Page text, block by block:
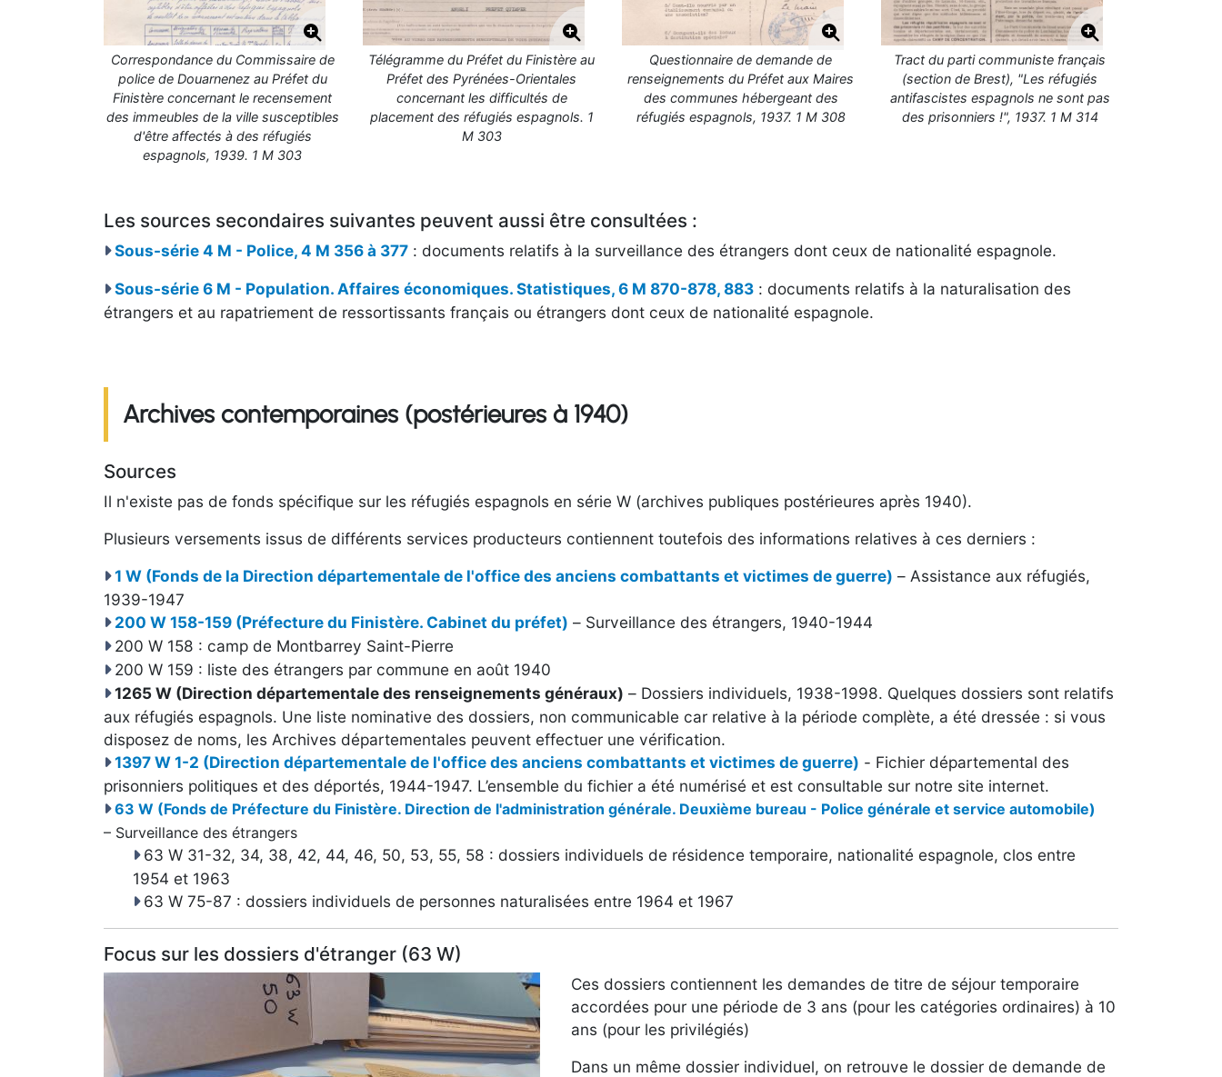
Correspondance du Commissaire de
police de Douarnenez au Préfet du
Finistère concernant le recensement
des immeubles de la ville susceptibles
d'être affectés à des réfugiés
espagnols, 1939. 1 M 303
Télégramme du Préfet du Finistère au
Préfet des Pyrénées-Orientales
concernant les difficultés de
placement des réfugiés espagnols. 1
M 303
Questionnaire de demande de
renseignements du Préfet aux Maires
des communes hébergeant des
réfugiés espagnols, 1937. 1 M 308
Tract du parti communiste français
(section de Brest), "Les réfugiés
antifascistes espagnols ne sont pas
des prisonniers !", 1937. 1 M 314
Les sources secondaires suivantes peuvent aussi être consultées :
Sous-série 4 M - Police, 4 M 356 à 377 : documents relatifs à la surveillance des étrangers dont ceux de nationalité espagnole.
Sous-série 6 M - Population. Affaires économiques. Statistiques, 6 M 870-878, 883 : documents relatifs à la naturalisation des
étrangers et au rapatriement de ressortissants français ou étrangers dont ceux de nationalité espagnole.
Archives contemporaines (postérieures à 1940)
Sources
Il n'existe pas de fonds spécifique sur les réfugiés espagnols en série W (archives publiques postérieures après 1940).
Plusieurs versements issus de différents services producteurs contiennent toutefois des informations relatives à ces derniers :
1 W (Fonds de la Direction départementale de l'office des anciens combattants et victimes de guerre) – Assistance aux réfugiés,
1939-1947
200 W 158-159 (Préfecture du Finistère. Cabinet du préfet) – Surveillance des étrangers, 1940-1944
200 W 158 : camp de Montbarrey Saint-Pierre
200 W 159 : liste des étrangers par commune en août 1940
1265 W (Direction départementale des renseignements généraux) – Dossiers individuels, 1938-1998. Quelques dossiers sont relatifs
aux réfugiés espagnols. Une liste nominative des dossiers, non communicable car relative à la période complète, a été dressée : si vous
disposez de noms, les Archives départementales peuvent effectuer une vérification.
1397 W 1-2 (Direction départementale de l'office des anciens combattants et victimes de guerre) - Fichier départemental des
prisonniers politiques et des déportés, 1944-1947. L’ensemble du fichier a été numérisé et est consultable sur notre site internet.
63 W (Fonds de Préfecture du Finistère. Direction de l'administration générale. Deuxième bureau - Police générale et service automobile)
– Surveillance des étrangers
63 W 31-32, 34, 38, 42, 44, 46, 50, 53, 55, 58 : dossiers individuels de résidence temporaire, nationalité espagnole, clos entre
1954 et 1963
63 W 75-87 : dossiers individuels de personnes naturalisées entre 1964 et 1967
Focus sur les dossiers d'étranger (63 W)
Ces dossiers contiennent les demandes de titre de séjour temporaire
accordées pour une période de 3 ans (pour les catégories ordinaires) à 10
ans (pour les privilégiés)
Dans un même dossier individuel, on retrouve le dossier de demande de